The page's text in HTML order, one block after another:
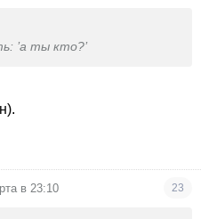
’а ты кто?’
в 23:10 23